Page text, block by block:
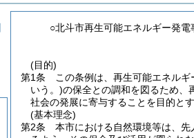
○北斗市再生可能エネルギー発
(目的)
第1条
この条例は、再生可能エネル
いう。)の保全との調和を図るため、
社会の発展に寄与することを目的とす
(基本理念)
第2条
本市における自然環境等は、